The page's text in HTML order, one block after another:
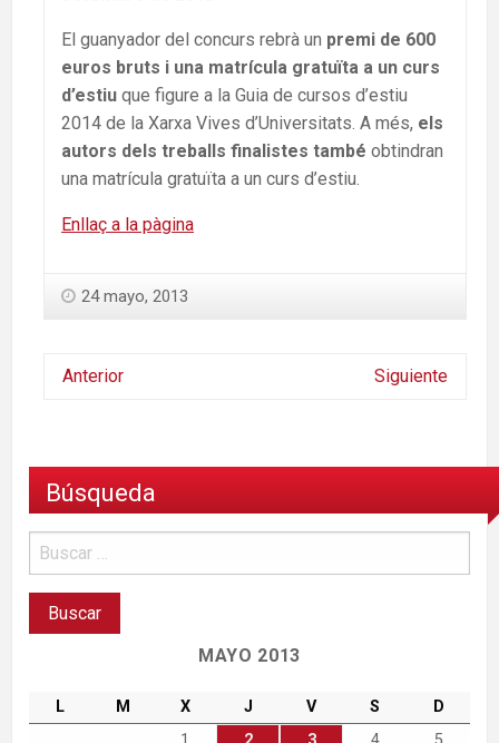
El guanyador del concurs rebrà un premi de 600
euros bruts i una matrícula gratuïta a un curs
d’estiu que figure a la Guia de cursos d’estiu
2014 de la Xarxa Vives d’Universitats. A més, els
autors dels treballs finalistes també obtindran
una matrícula gratuïta a un curs d’estiu.
Enllaç a la pàgina
24 mayo, 2013
Anterior Siguiente
Búsqueda
MAYO 2013
L M X J V S
D